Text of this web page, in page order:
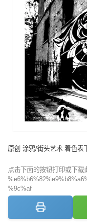
原创 涂鸦/街头艺术 着色表
点击下面的按钮打印或下
%9c%af